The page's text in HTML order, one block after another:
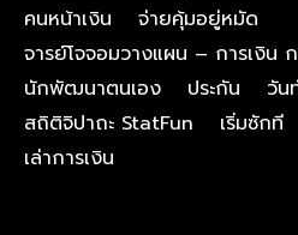
คนหน้าเงิน
จ่ายคุ้มอยู่หมัด
จารย์โจจอมวางแผน – การเงิน
นักพัฒนาตนเอง
ประกัน
วัน
สถิติจิปาถะ StatFun
เริ่มซักที
เล่าการเงิน